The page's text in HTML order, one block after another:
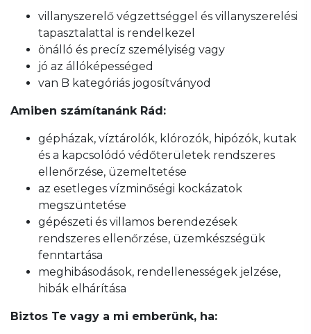
villanyszerelő végzettséggel és villanyszerelési
tapasztalattal is rendelkezel
önálló és precíz személyiség vagy
jó az állóképességed
van B kategóriás jogosítványod
Amiben számítanánk Rád:
gépházak, víztárolók, klórozók, hipózók, kutak
és a kapcsolódó védőterületek rendszeres
ellenőrzése, üzemeltetése
az esetleges vízminőségi kockázatok
megszüntetése
gépészeti és villamos berendezések
rendszeres ellenőrzése, üzemkészségük
fenntartása
meghibásodások, rendellenességek jelzése,
hibák elhárítása
Biztos Te vagy a mi emberünk, ha: